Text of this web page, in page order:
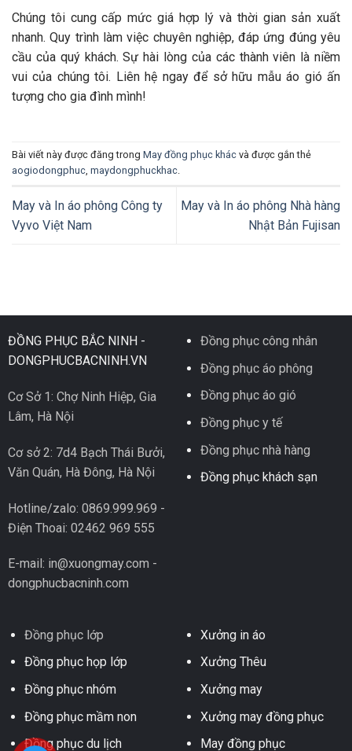
Chúng tôi cung cấp mức giá hợp lý và thời gian sản xuất
nhanh. Quy trình làm việc chuyên nghiệp, đáp ứng đúng yêu
cầu của quý khách. Sự hài lòng của các thành viên là niềm
vui của chúng tôi. Liên hệ ngay để sở hữu mẫu áo gió ấn
tượng cho gia đình mình!
Bài viết này được đăng trong May đồng phục khác và được gắn thẻ
aogiodongphuc, maydongphuckhac.
May và In áo phông Công ty
Vyvo Việt Nam
May và In áo phông Nhà hàng
Nhật Bản Fujisan
ĐỒNG PHỤC BẮC NINH -
DONGPHUCBACNINH.VN
Cơ Sở 1: Chợ Ninh Hiệp, Gia
Lâm, Hà Nội
Cơ sở 2: 7d4 Bạch Thái Bưởi,
Văn Quán, Hà Đông, Hà Nội
Hotline/zalo: 0869.999.969 -
Điện Thoai: 02462 969 555
E-mail: in@xuongmay.com -
dongphucbacninh.com
Đồng phục công nhân
Đồng phục áo phông
Đồng phục áo gió
Đồng phục y tế
Đồng phục nhà hàng
Đồng phục khách sạn
Đồng phục lớp
Đồng phục họp lớp
Đồng phục nhóm
Đồng phục mầm non
Đồng phục du lịch
Xưởng in áo
Xưởng Thêu
Xưởng may
Xưởng may đồng phục
May đồng phục